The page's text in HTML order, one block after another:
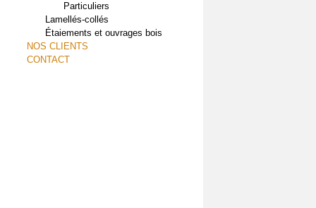
Particuliers
Lamellés-collés
Étaiements et ouvrages bois
NOS CLIENTS
CONTACT